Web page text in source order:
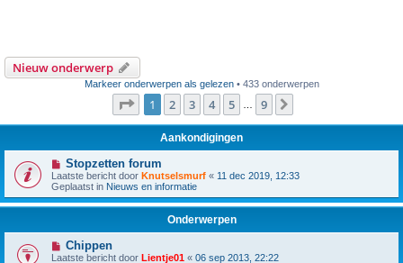
Nieuw onderwerp
Markeer onderwerpen als gelezen• 433 onderwerpen
Pagina van 9
1 2 3 4 5 9
Aankondigingen
Stopzetten forum
Laatste bericht door Knutselsmurf « 11 dec 2019, 12:33
Geplaatst in Nieuws en informatie
Onderwerpen
Chippen
Laatste bericht door Lientje01 « 06 sep 2013, 22:22